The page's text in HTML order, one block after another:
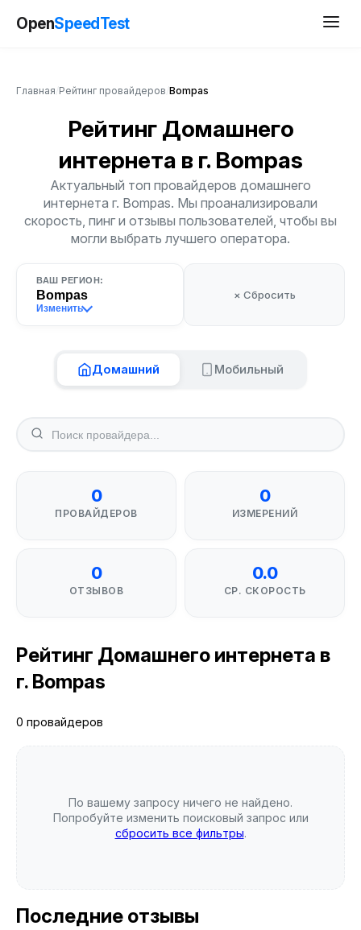
OpenSpeedTest
Главная Рейтинг провайдеров Bompas
Рейтинг Домашнего
интернета в г. Bompas
Актуальный топ провайдеров домашнего
интернета г. Bompas. Мы проанализировали
скорость, пинг и отзывы пользователей, чтобы вы
могли выбрать лучшего оператора.
ВАШ РЕГИОН:
Bompas
Изменить
× Сбросить
Домашний Мобильный
0
ПРОВАЙДЕРОВ
0
ИЗМЕРЕНИЙ
0
ОТЗЫВОВ
0.0
СР. СКОРОСТЬ
Рейтинг Домашнего интернета в
г. Bompas
0 провайдеров
По вашему запросу ничего не найдено.
Попробуйте изменить поисковый запрос или
сбросить все фильтры.
Последние отзывы